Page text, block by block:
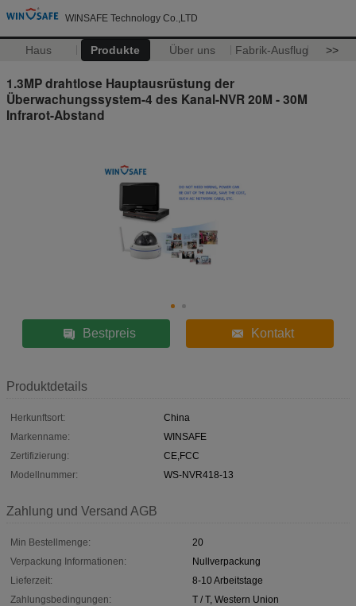
WINSAFE Technology Co.,LTD
Haus Produkte Über uns Fabrik-Ausflug >>
1.3MP drahtlose Hauptausrüstung der
Überwachungssystem-4 des Kanal-NVR 20M - 30M
Infrarot-Abstand
Bestpreis Kontakt
Produktdetails
Herkunftsort:
China
Markenname:
WINSAFE
Zertifizierung:
CE,FCC
Modellnummer:
WS-NVR418-13
Zahlung und Versand AGB
Min Bestellmenge:
20
Verpackung Informationen:
Nullverpackung
Lieferzeit:
8-10 Arbeitstage
Zahlungsbedingungen:
T / T, Western Union